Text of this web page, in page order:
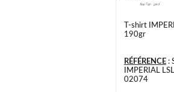
T-shirt
190gr
RÉFÉRENCE:
IMPERIAL
02074